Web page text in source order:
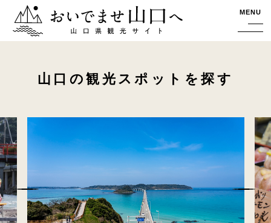
おいでませ山口へー山口県観光サイト MENU
山口の観光スポットを探す